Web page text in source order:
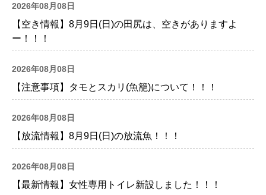
2026年08月08日
【空き情報】8月9日(日)の田尻は、空きがありますよ
ー！！！
2026年08月08日
【注意事項】タモとスカリ(魚籠)について！！！
2026年08月08日
【放流情報】8月9日(日)の放流魚！！！
2026年08月08日
【最新情報】女性専用トイレ新設しました！！！